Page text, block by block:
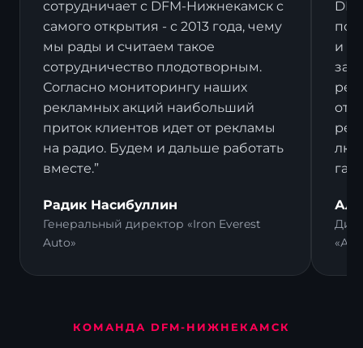
сотрудничает с DFM-Нижнекамск с
самого открытия - с 2013 года, чему
мы рады и считаем такое
сотрудничество плодотворным.
Согласно мониторингу наших
рекламных акций наибольший
приток клиентов идет от рекламы
на радио. Будем и дальше работать
вместе.”
Радик Насибуллин
Генеральный директор «Iron Everest
Auto»
и в
КОМАНДА DFM-НИЖНЕКАМСК